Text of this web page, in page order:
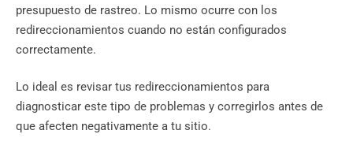
presupuesto de rastreo. Lo mismo ocurre con los
redireccionamientos cuando no están configurados
correctamente.
Lo ideal es revisar tus redireccionamientos para
diagnosticar este tipo de problemas y corregirlos antes de
que afecten negativamente a tu sitio.